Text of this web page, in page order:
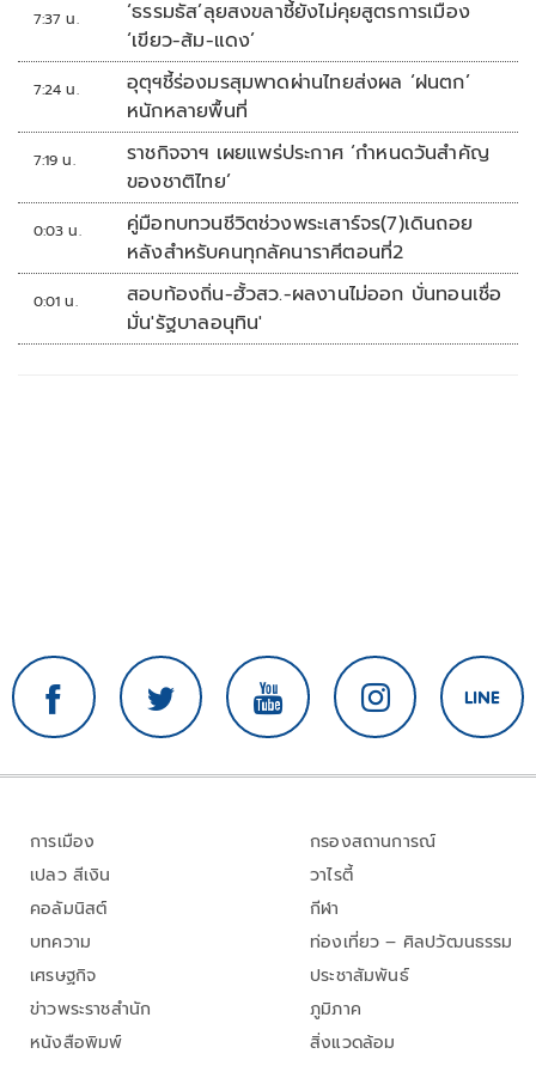
7:37 น.
‘ธรรมธัส’ลุยสงขลาชี้ยังไม่คุยสูตรการเมือง
‘เขียว-ส้ม-แดง’
7:24 น.
อุตุฯชี้ร่องมรสุมพาดผ่านไทยส่งผล ‘ฝนตก’
หนักหลายพื้นที่
7:19 น.
ราชกิจจาฯ เผยแพร่ประกาศ ‘กำหนดวันสำคัญ
ของชาติไทย’
0:03 น.
คู่มือทบทวนชีวิตช่วงพระเสาร์จร(7)เดินถอย
หลังสำหรับคนทุกลัคนาราศีตอนที่2
0:01 น.
สอบท้องถิ่น-ฮั้วสว.-ผลงานไม่ออก บั่นทอนเชื่อ
มั่น'รัฐบาลอนุทิน'
การเมือง
เปลว สีเงิน
คอลัมนิสต์
บทความ
เศรษฐกิจ
ข่าวพระราชสำนัก
หนังสือพิมพ์
กรองสถานการณ์
วาไรตี้
กีฬา
ท่องเที่ยว – ศิลปวัฒนธรรม
ประชาสัมพันธ์
ภูมิภาค
สิ่งแวดล้อม